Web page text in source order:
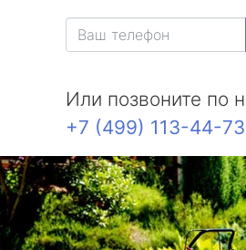
Или позвоните по
+7 (499) 113-44-73